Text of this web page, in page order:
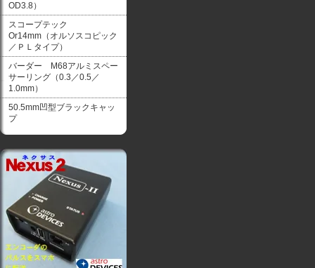
OD3.8）
スコープテック
Or14mm（オルソスコピック
／ＰＬタイプ）
バーダー M68アルミスペー
サーリング（0.3／0.5／
1.0mm）
50.5mm凹型ブラックキャッ
プ